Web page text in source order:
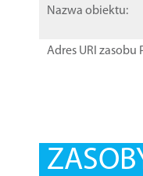
Nazwa obiektu:
Adres URI zasobu